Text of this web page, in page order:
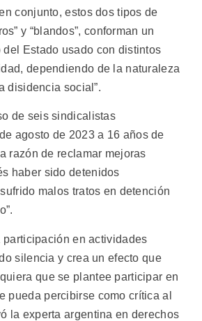
conjunto, estos dos tipos de
y “blandos”, conforman un
del Estado usado con distintos
dependiendo de la naturaleza
disidencia social”.
de seis sindicalistas
agosto de 2023 a 16 años de
razón de reclamar mejoras
haber sido detenidos
malos tratos en detención
participación en actividades
silencia y crea un efecto que
que se plantee participar en
pueda percibirse como crítica al
la experta argentina en derechos